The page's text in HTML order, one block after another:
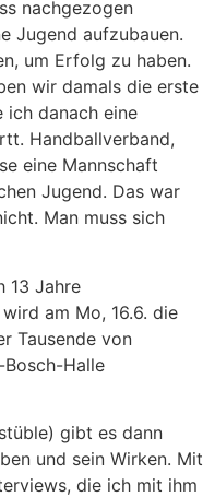
nachgezogen
Jugend aufzubauen.
um Erfolg zu haben.
wir damals die erste
ich danach eine
Handballverband,
eine Mannschaft
Jugend. Das war
Man muss sich
13 Jahre
am Mo, 16.6. die
Tausende von
Halle
gibt es dann
und sein Wirken. Mit
die ich mit ihm